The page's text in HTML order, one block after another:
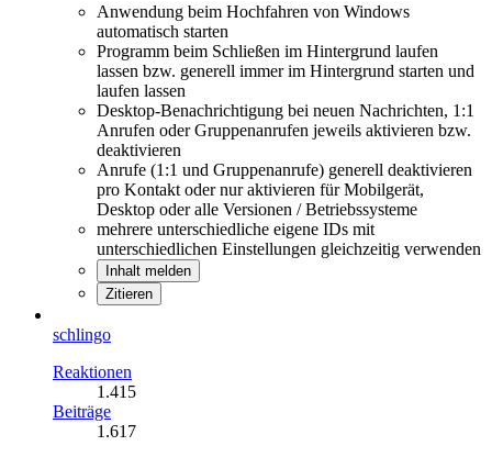
Anwendung beim Hochfahren von Windows
automatisch starten
Programm beim Schließen im Hintergrund laufen
lassen bzw. generell immer im Hintergrund starten und
laufen lassen
Desktop-Benachrichtigung bei neuen Nachrichten, 1:1
Anrufen oder Gruppenanrufen jeweils aktivieren bzw.
deaktivieren
Anrufe (1:1 und Gruppenanrufe) generell deaktivieren
pro Kontakt oder nur aktivieren für Mobilgerät,
Desktop oder alle Versionen / Betriebssysteme
mehrere unterschiedliche eigene IDs mit
unterschiedlichen Einstellungen gleichzeitig verwenden
Inhalt melden
Zitieren
schlingo
Reaktionen
1.415
Beiträge
1.617